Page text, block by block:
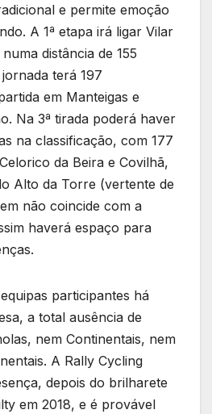
e permite emoção
A 1ª etapa irá ligar Vilar
distância de 155
terá 197
em Manteigas e
Na 3ª tirada poderá haver
na classificação, com 177
da Beira e Covilhã,
Alto da Torre (vertente de
não coincide com a
haverá espaço para
participantes há
a total ausência de
nem Continentais, nem
A Rally Cycling
depois do brilharete
em 2018, e é provável